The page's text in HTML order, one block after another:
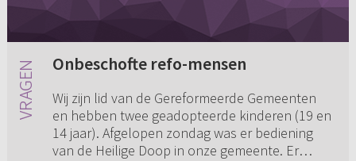
Onbeschofte refo-mensen
Wij zijn lid van de Gereformeerde Gemeenten
en hebben twee geadopteerde kinderen (19 en
14 jaar). Afgelopen zondag was er bediening
van de Heilige Doop in onze gemeente. Er